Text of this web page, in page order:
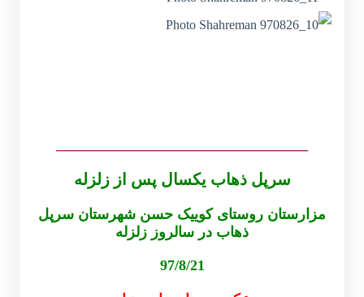
سرپل ذهاب یکسال پس از زلزله
مزارستان روستای کوییک حسن شهرستان سرپل
ذهاب در سالروز زلزله
97/8/21